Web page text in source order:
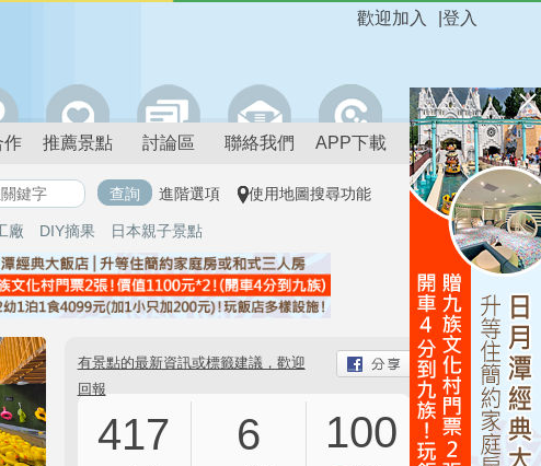
登入
歡迎加入
作 推薦景點 討論區 聯絡我們 APP下載
進階選項 使用地圖搜尋功能
廠 DIY摘果 日本親子景點
有景點的最新資訊或標籤建議，歡迎
回報
417 6 100